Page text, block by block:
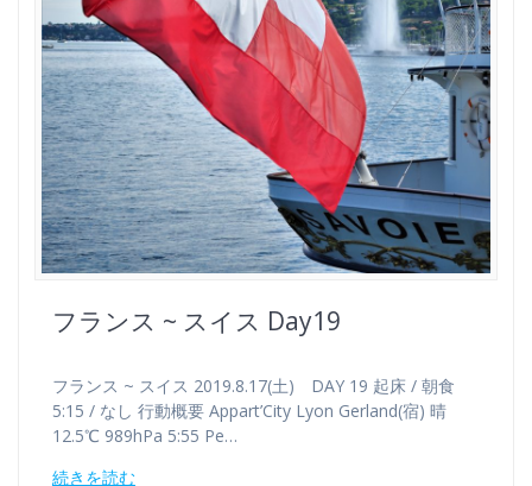
フランス ~ スイス Day19
フランス ~ スイス 2019.8.17(土) DAY 19 起床 / 朝食
5:15 / なし 行動概要 Appart’City Lyon Gerland(宿) 晴
12.5℃ 989hPa 5:55 Pe…
続きを読む